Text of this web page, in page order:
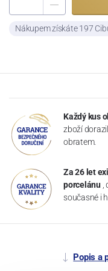
Nákupem získáte 197
Každý kus
zboží
obratem.
Za 26 let
porcelánu
současné i
Popis a